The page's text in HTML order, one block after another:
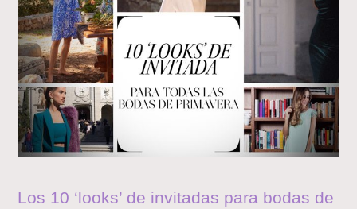
Los 10 ‘looks’ de invitadas para bodas de